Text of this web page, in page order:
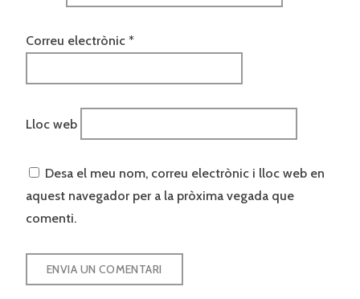
Correu electrònic *
Lloc web
Desa el meu nom, correu electrònic i lloc web en
aquest navegador per a la pròxima vegada que
comenti.